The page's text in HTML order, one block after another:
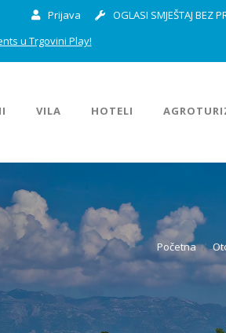
Prijava OGLASI SMJEŠTAJ BEZ
u Trgovini Play!
VILA HOTELI
Početna